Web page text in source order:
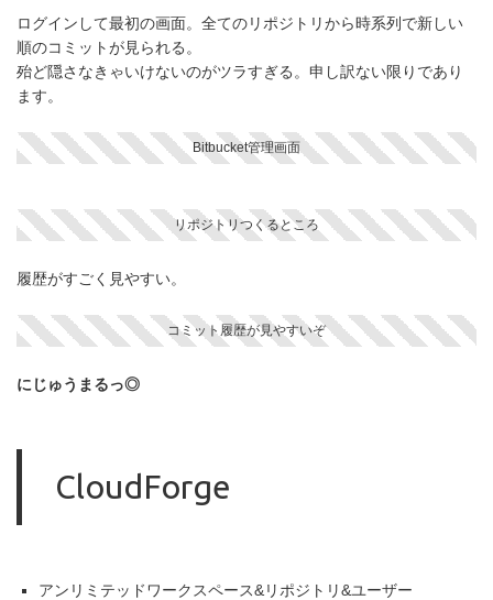
ログインして最初の画面。全てのリポジトリから時系列で新しい
順のコミットが見られる。
殆ど隠さなきゃいけないのがツラすぎる。申し訳ない限りであり
ます。
Bitbucket管理画面
リポジトリつくるところ
履歴がすごく見やすい。
コミット履歴が見やすいぞ
にじゅうまるっ◎
CloudForge
アンリミテッドワークスペース&リポジトリ&ユーザー